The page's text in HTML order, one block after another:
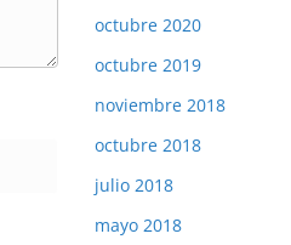
octubre 2020
octubre 2019
noviembre 2018
octubre 2018
julio 2018
mayo 2018